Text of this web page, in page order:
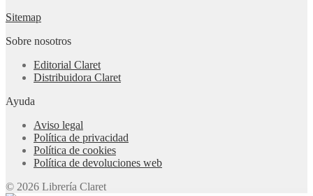
Sitemap
Sobre nosotros
Editorial Claret
Distribuidora Claret
Ayuda
Aviso legal
Política de privacidad
Política de cookies
Política de devoluciones web
© 2026 Librería Claret